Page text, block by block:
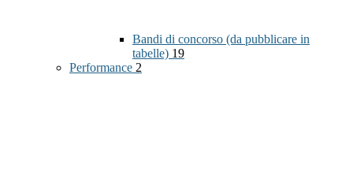
Bandi di concorso (da pubblicare in
tabelle) 19
Performance 2